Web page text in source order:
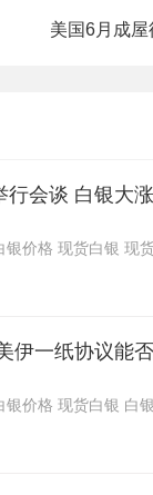
美国6月成
行会谈 白银大
银价格 现货白银 现
伊一纸协议能
银价格 现货白银 白